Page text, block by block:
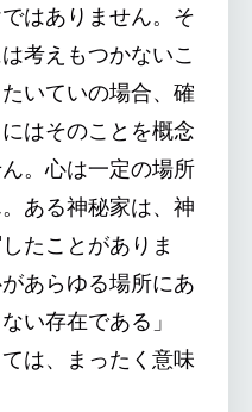
はありません。そ
考えもつかないこ
いていの場合、確
はそのことを概念
。心は一定の場所
ある神秘家は、神
たことがありま
あらゆる場所にあ
い存在である」
は、まったく意味